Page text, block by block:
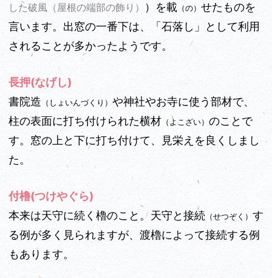
した破風（屋根の端部の飾り）
）を載 （の） せたものを
言います。出窓の一番下は、「石落し」として利用
されることが多かったようです。
長押(なげし)
書院造 （しょいんづくり） や神社やお寺に使う部材で、
柱の表面に打ち付けられた横材 （よこざい） のことで
す。窓の上と下に打ち付けて、見栄えを良くしまし
た。
付櫓(つけやぐら)
本来は天守に続く櫓のこと。天守と接続 （せつぞく） す
る例が多く見られますが、渡櫓によって接続する例
もあります。